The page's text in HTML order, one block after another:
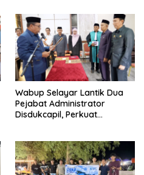
Wabup Selayar Lantik Dua
Pejabat Administrator
Disdukcapil, Perkuat